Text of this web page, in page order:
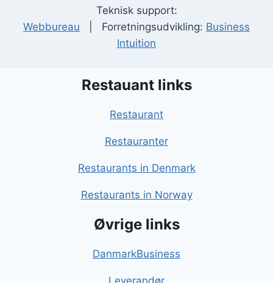
Teknisk support:
Webbureau | Forretningsudvikling: Business
Intuition
Restauant links
Restaurant
Restauranter
Restaurants in Denmark
Restaurants in Norway
Øvrige links
DanmarkBusiness